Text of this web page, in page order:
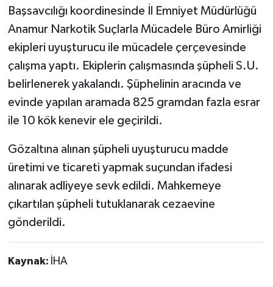
Başsavcılığı koordinesinde İl Emniyet Müdürlüğü
Anamur Narkotik Suçlarla Mücadele Büro Amirliği
ekipleri uyuşturucu ile mücadele çerçevesinde
çalışma yaptı. Ekiplerin çalışmasında şüpheli S.U.
belirlenerek yakalandı. Şüphelinin aracında ve
evinde yapılan aramada 825 gramdan fazla esrar
ile 10 kök kenevir ele geçirildi.
Gözaltına alınan şüpheli uyuşturucu madde
üretimi ve ticareti yapmak suçundan ifadesi
alınarak adliyeye sevk edildi. Mahkemeye
çıkartılan şüpheli tutuklanarak cezaevine
gönderildi.
Kaynak: İHA